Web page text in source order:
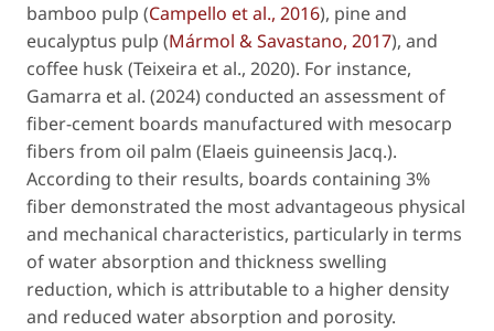
bamboo pulp (Campello et al., 2016), pine and
eucalyptus pulp (Mármol & Savastano, 2017), and
coffee husk (Teixeira et al., 2020). For instance,
Gamarra et al. (2024) conducted an assessment of
fiber-cement boards manufactured with mesocarp
fibers from oil palm (Elaeis guineensis Jacq.).
According to their results, boards containing 3%
fiber demonstrated the most advantageous physical
and mechanical characteristics, particularly in terms
of water absorption and thickness swelling
reduction, which is attributable to a higher density
and reduced water absorption and porosity.